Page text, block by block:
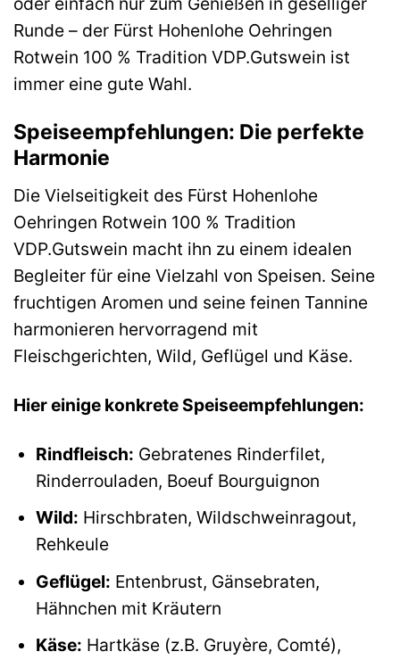
Runde – der Fürst Hohenlohe Oehringen
Rotwein 100 % Tradition VDP.Gutswein ist
immer eine gute Wahl.
Speiseempfehlungen: Die perfekte
Harmonie
Die Vielseitigkeit des Fürst Hohenlohe
Oehringen Rotwein 100 % Tradition
VDP.Gutswein macht ihn zu einem idealen
Begleiter für eine Vielzahl von Speisen. Seine
fruchtigen Aromen und seine feinen Tannine
harmonieren hervorragend mit
Fleischgerichten, Wild, Geflügel und Käse.
Hier einige konkrete Speiseempfehlungen:
Rindfleisch: Gebratenes Rinderfilet,
Rinderrouladen, Boeuf Bourguignon
Wild: Hirschbraten, Wildschweinragout,
Rehkeule
Geflügel: Entenbrust, Gänsebraten,
Hähnchen mit Kräutern
Käse: Hartkäse (z.B. Gruyère, Comté),